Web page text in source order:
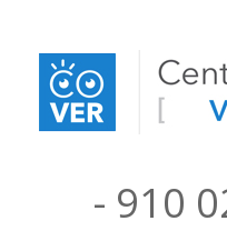
contenido
- 910